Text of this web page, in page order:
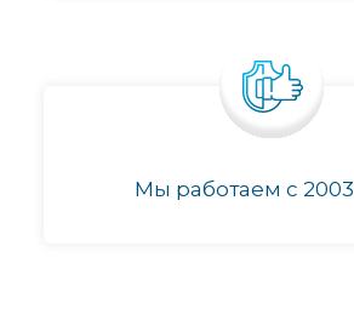
Мы работаем с 2003